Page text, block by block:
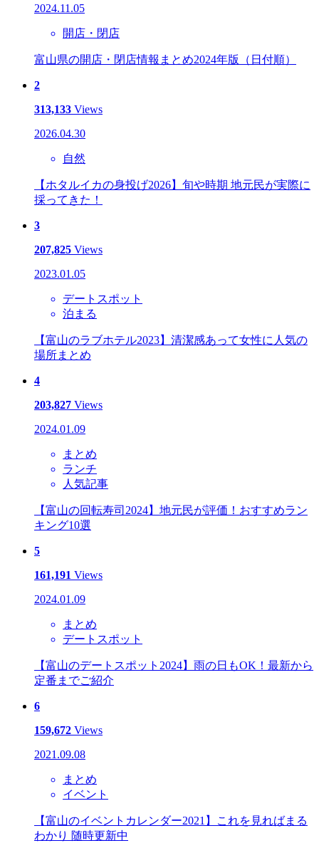
2024.11.05
開店・閉店
富山県の開店・閉店情報まとめ2024年版（日付順）
2
313,133 Views
2026.04.30
自然
【ホタルイカの身投げ2026】旬や時期 地元民が実際に
採ってきた！
3
207,825 Views
2023.01.05
デートスポット
泊まる
【富山のラブホテル2023】清潔感あって女性に人気の
場所まとめ
4
203,827 Views
2024.01.09
まとめ
ランチ
人気記事
【富山の回転寿司2024】地元民が評価！おすすめラン
キング10選
5
161,191 Views
2024.01.09
まとめ
デートスポット
【富山のデートスポット2024】雨の日もOK！最新から
定番までご紹介
6
159,672 Views
2021.09.08
まとめ
イベント
【富山のイベントカレンダー2021】これを見ればまる
わかり 随時更新中